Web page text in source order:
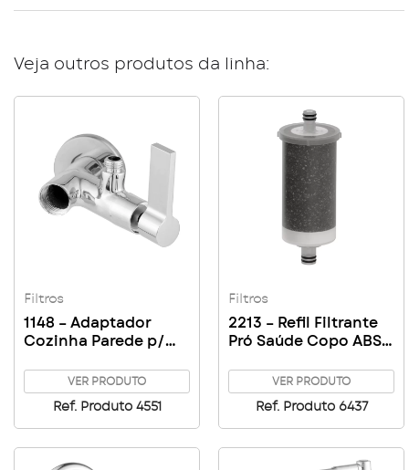
Veja outros produtos da linha:
Filtros
1148 – Adaptador
Cozinha Parede p/
VER PRODUTO
Ref. Produto 4551
Filtros
2213 – Refil Filtrante
Pró Saúde Copo ABS /
VER PRODUTO
Ref. Produto 6437